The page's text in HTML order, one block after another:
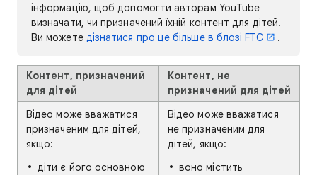
інформацію, щоб допомогти авторам YouTube
визначати, чи призначений їхній контент для дітей.
Ви можете дізнатися про це більше в блозі FTC .
Контент, призначений
для дітей
Контент, не
призначений для дітей
Відео може вважатися
призначеним для дітей,
якщо:
діти є його основною
Відео може вважатися
не призначеним для
дітей, якщо:
воно містить